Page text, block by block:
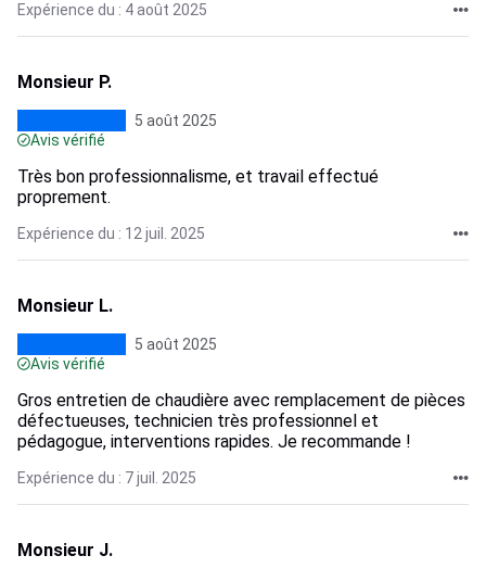
Expérience du : 4 août 2025
Monsieur P.
5 août 2025
Avis vérifié
Très bon professionnalisme, et travail effectué
proprement.
Expérience du : 12 juil. 2025
Monsieur L.
5 août 2025
Avis vérifié
Gros entretien de chaudière avec remplacement de pièces
défectueuses, technicien très professionnel et
pédagogue, interventions rapides. Je recommande !
Expérience du : 7 juil. 2025
Monsieur J.